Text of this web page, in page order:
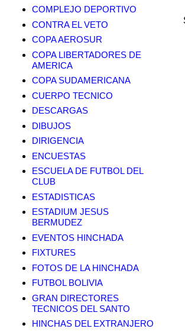
COMPLEJO DEPORTIVO
CONTRA EL VETO
COPA AEROSUR
COPA LIBERTADORES DE
AMERICA
COPA SUDAMERICANA
CUERPO TECNICO
DESCARGAS
DIBUJOS
DIRIGENCIA
ENCUESTAS
ESCUELA DE FUTBOL DEL
CLUB
ESTADISTICAS
ESTADIUM JESUS
BERMUDEZ
EVENTOS HINCHADA
FIXTURES
FOTOS DE LA HINCHADA
FUTBOL BOLIVIA
GRAN DIRECTORES
TECNICOS DEL SANTO
HINCHAS DEL EXTRANJERO